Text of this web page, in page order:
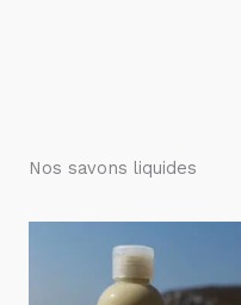
Nos savons liquides
8,50 €